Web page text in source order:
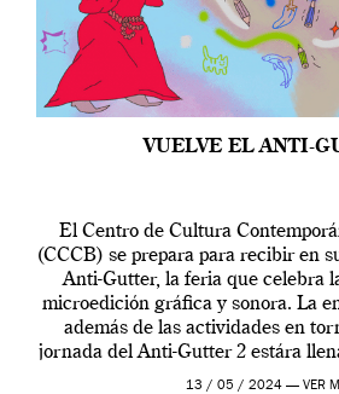
VUELVE EL ANTI-
El Centro de Cultura
(CCCB) se prepara para recibir en
Anti-Gutter, la feria que celebra
microedición gráfica y sonora. La
además de las actividades en
jornada del Anti-Gutter 2 estára
[…]
13 / 05 / 2024 — VER